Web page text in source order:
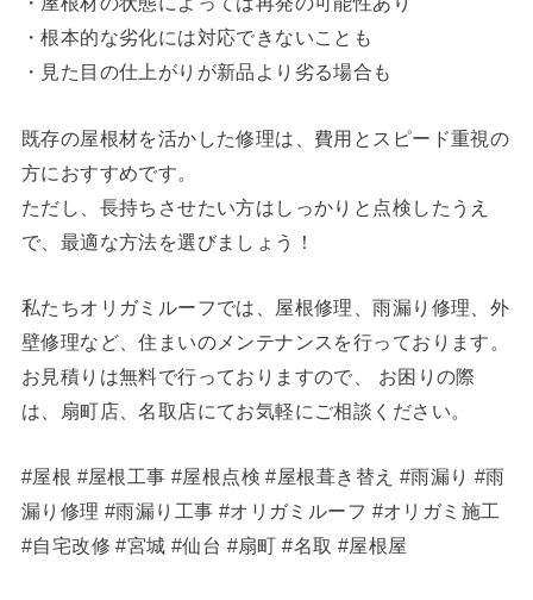
・根本的な劣化には対応できないことも
・見た目の仕上がりが新品より劣る場合も
既存の屋根材を活かした修理は、費用とスピード重視の
方におすすめです。
ただし、長持ちさせたい方はしっかりと点検したうえ
で、最適な方法を選びましょう！
私たちオリガミルーフでは、屋根修理、雨漏り修理、外
壁修理など、住まいのメンテナンスを行っております。
お見積りは無料で行っておりますので、 お困りの際
は、扇町店、名取店にてお気軽にご相談ください。
#屋根 #屋根工事 #屋根点検 #屋根葺き替え #雨漏り #雨
漏り修理 #雨漏り工事 #オリガミルーフ #オリガミ施工
#自宅改修 #宮城 #仙台 #扇町 #名取 #屋根屋